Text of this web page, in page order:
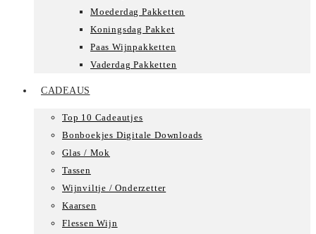
Moederdag Pakketten
Koningsdag Pakket
Paas Wijnpakketten
Vaderdag Pakketten
CADEAUS
Top 10 Cadeautjes
Bonboekjes Digitale Downloads
Glas / Mok
Tassen
Wijnviltje / Onderzetter
Kaarsen
Flessen Wijn